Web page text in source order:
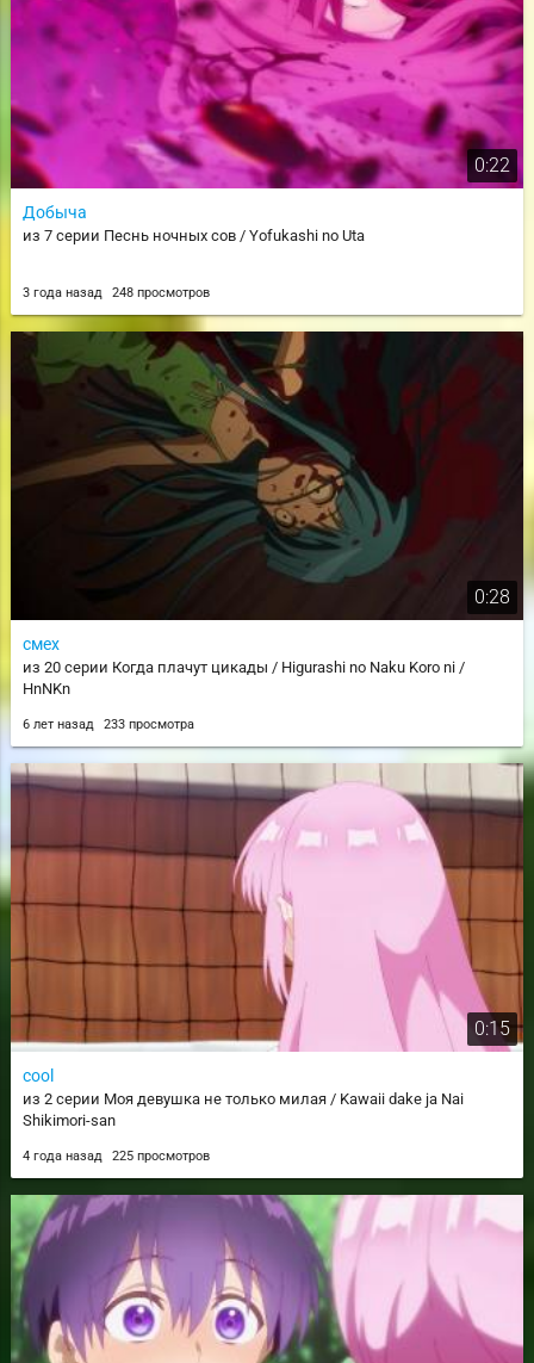
0:22
Добыча
из 7 серии Песнь ночных сов / Yofukashi no Uta
3 года назад 248 просмотров
0:28
смех
из 20 серии Когда плачут цикады / Higurashi no Naku Koro ni /
HnNKn
6 лет назад 233 просмотра
0:15
cool
из 2 серии Моя девушка не только милая / Kawaii dake ja Nai
Shikimori-san
4 года назад 225 просмотров